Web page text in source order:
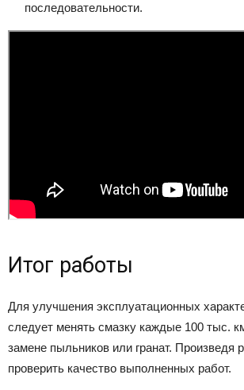
последовательности.
Итог работы
Для улучшения эксплуатационных
следует менять смазку каждые 100 тыс.
замене пыльников или гранат. Произведя
проверить качество выполненных работ.